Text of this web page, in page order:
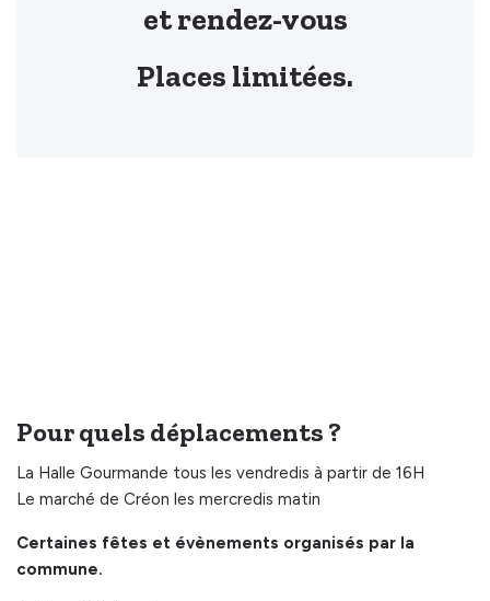
et rendez-vous
Places limitées.
Pour quels déplacements ?
La Halle Gourmande tous les vendredis à partir de 16H
Le marché de Créon les mercredis matin
Certaines fêtes et évènements organisés par la
commune.